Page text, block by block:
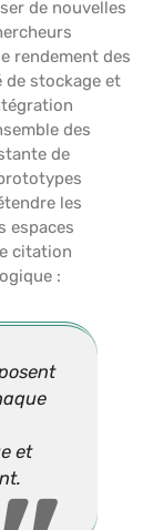
de nouvelles
rendement des
de stockage et
des
de
les
espaces
citation
:
et